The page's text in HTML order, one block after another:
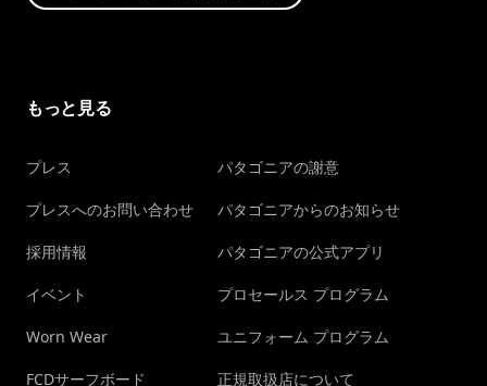
もっと見る
プレス
プレスへのお問い合わせ
採用情報
イベント
Worn Wear
FCDサーフボード
パタゴニアの謝意
パタゴニアからのお知らせ
パタゴニアの公式アプリ
プロセールス プログラム
ユニフォーム プログラム
正規取扱店について